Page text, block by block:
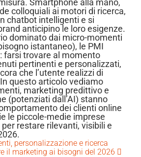
Smartphone alla mano,
colloquiali ai motori di ricerca,
chatbot intelligenti e si
anticipino le loro esigenze.
dominato dai micro-momenti
istantaneo), le PMI
farsi trovare al momento
pertinenti e personalizzati,
che l’utente realizzi di
questo articolo vediamo
marketing predittivo e
(potenziati dall’AI) stanno
dei clienti online
le piccole-medie imprese
restare rilevanti, visibili e
personalizzazione e ricerca
il marketing ai bisogni del 2026